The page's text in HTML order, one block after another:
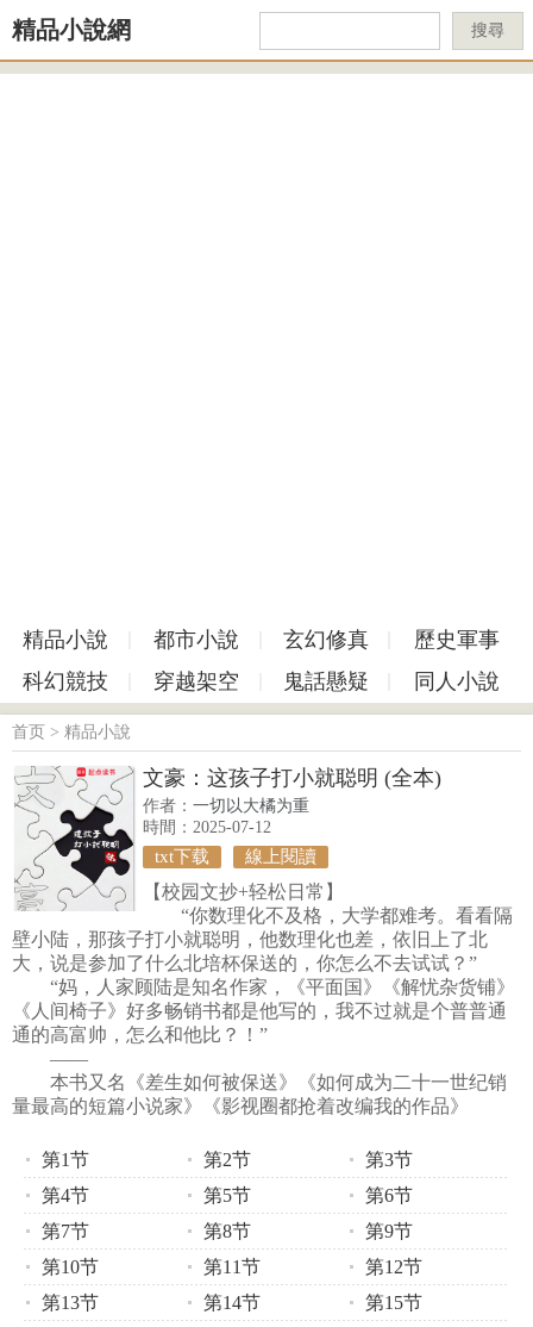
精品小說網 搜尋
精品小說 都市小說 玄幻修真
歷史軍事
科幻競技
穿越架空 鬼話懸疑 同人小說
首页 > 精品小說
文豪：这孩子打小就聪明 (全本)
作者： 一切以大橘为重
時間：2025-07-12
txt下载 線上閱讀
【校园文抄+轻松日常】
“你数理化不及格，大学都难考。看看隔
壁小陆，那孩子打小就聪明，他数理化也差，依旧上了北
大，说是参加了什么北培杯保送的，你怎么不去试试？”
“妈，人家顾陆是知名作家，《平面国》《解忧杂货铺》
《人间椅子》好多畅销书都是他写的，我不过就是个普普通
通的高富帅，怎么和他比？！”
——
本书又名《差生如何被保送》《如何成为二十一世纪销
量最高的短篇小说家》《影视圈都抢着改编我的作品》
第1节 第2节
第3节
第4节
第5节
第6节
第7节
第8节
第9节
第10节
第11节
第12节
第13节
第14节
第15节